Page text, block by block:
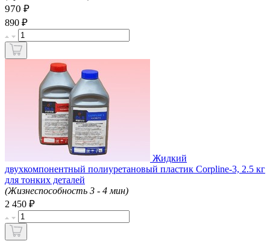
970 ₽
890 ₽
Жидкий
двухкомпонентный полиуретановый пластик Corpline-3, 2.5 кг
для тонких деталей
(Жизнеспособность 3 - 4 мин)
2 450 ₽